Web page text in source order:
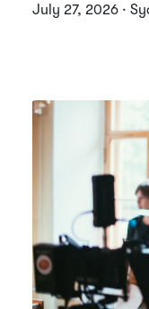
July 27, 2026 ·